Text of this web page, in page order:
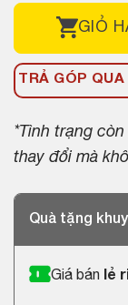
GIỎ
TRẢ GÓP
*Tình trạng
thay đổi mà
Quà tặng
Giá bán lẻ